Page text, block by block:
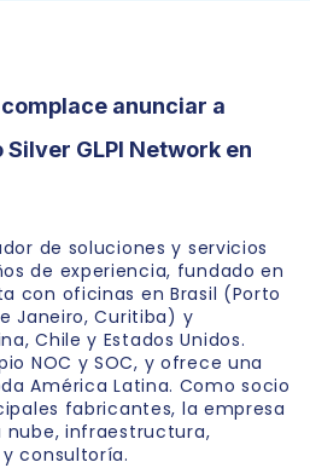
anunciar a
GLPI Network en
de soluciones y servicios
de experiencia, fundado en
con oficinas en Brasil (Porto
Janeiro, Curitiba) y
Chile y Estados Unidos.
NOC y SOC, y ofrece una
América Latina. Como socio
fabricantes, la empresa
nube, infraestructura,
consultoría.